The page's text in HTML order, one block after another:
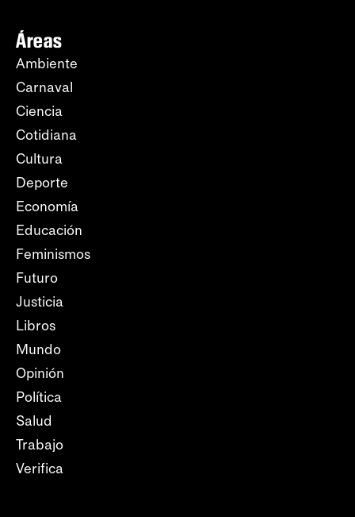
Áreas
Ambiente
Carnaval
Ciencia
Cotidiana
Cultura
Deporte
Economía
Educación
Feminismos
Futuro
Justicia
Libros
Mundo
Opinión
Política
Salud
Trabajo
Verifica